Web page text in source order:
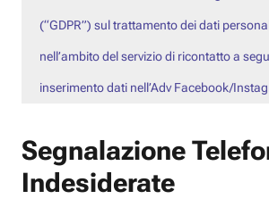
(“GDPR”) sul trattamento dei dati
nell’ambito del servizio di ricontatto a
inserimento dati nell’Adv Facebook/
Segnalazione
Indesiderate